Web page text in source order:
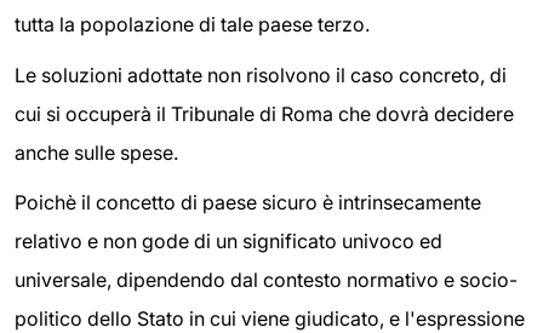
tutta la popolazione di tale paese terzo.
Le soluzioni adottate non risolvono il caso concreto, di
cui si occuperà il Tribunale di Roma che dovrà decidere
anche sulle spese.
Poichè il concetto di paese sicuro è intrinsecamente
relativo e non gode di un significato univoco ed
universale, dipendendo dal contesto normativo e socio-
politico dello Stato in cui viene giudicato, e l'espressione